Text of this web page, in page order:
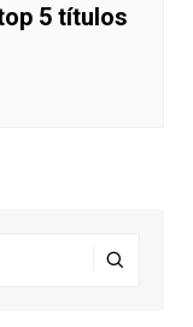
5 títulos